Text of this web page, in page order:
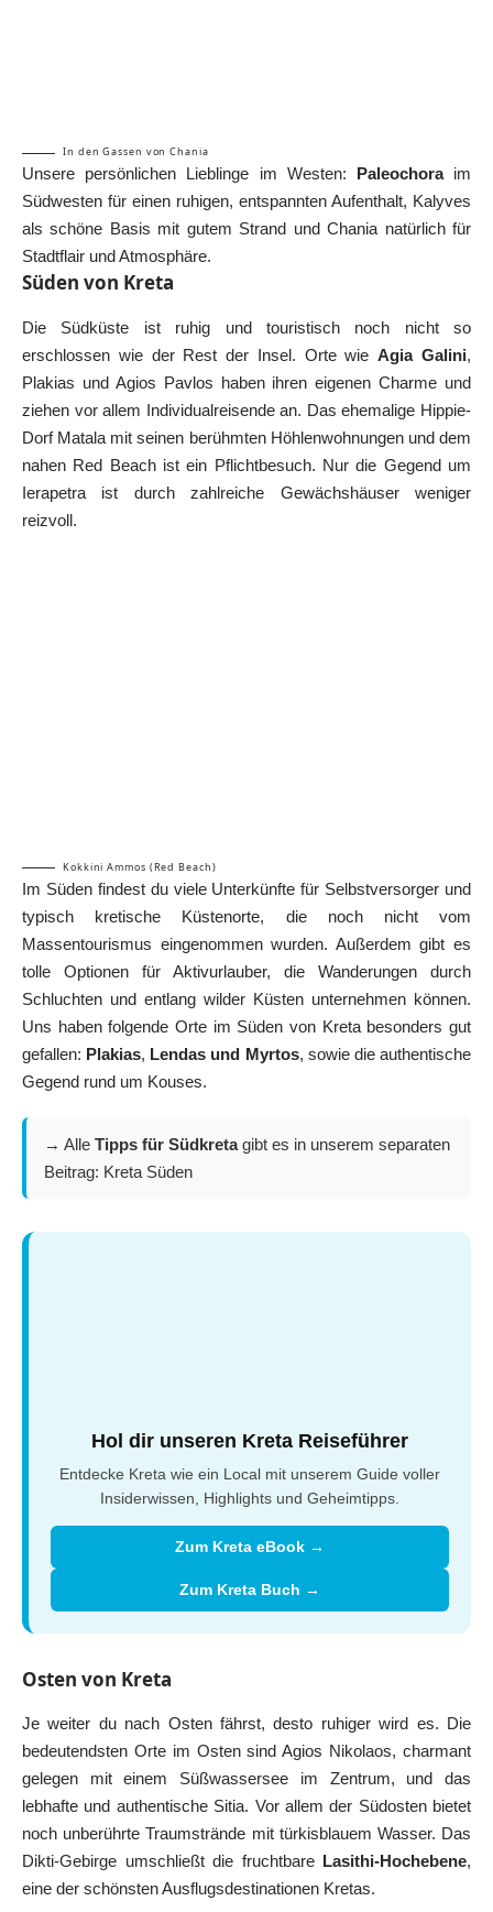
In den Gassen von Chania
Unsere persönlichen Lieblinge im Westen: Paleochoraim
Südwesten für einen ruhigen, entspannten Aufenthalt, Kalyves
als schöne Basis mit gutem Strand und Chania natürlich für
Stadtflair und Atmosphäre.
Süden von Kreta
Die Südküste ist ruhig und touristisch noch nicht so
erschlossen wie der Rest der Insel. Orte wieAgia Galini,
Plakias und Agios Pavlos haben ihren eigenen Charme und
ziehen vor allem Individualreisende an. Das ehemalige Hippie-
Dorf Matala mit seinen berühmten Höhlenwohnungen und dem
nahen Red Beach ist ein Pflichtbesuch. Nur die Gegend um
Ierapetra ist durch zahlreiche Gewächshäuser weniger
reizvoll.
Kokkini Ammos (Red Beach)
Im Süden findest du viele Unterkünfte für Selbstversorger und
typisch kretische Küstenorte, die noch nicht vom
Massentourismus eingenommen wurden. Außerdem gibt es
tolle Optionen für Aktivurlauber, die Wanderungen durch
Schluchten und entlang wilder Küsten unternehmen können.
Uns haben folgende Orte im Süden von Kreta besonders gut
gefallen: Plakias, Lendas und Myrtos, sowie die authentische
Gegend rund um Kouses.
→ Alle Tipps für Südkretagibt es in unserem separaten
Beitrag: Kreta Süden
Hol dir unseren Kreta Reiseführer
Entdecke Kreta wie ein Local mit unserem Guide voller
Insiderwissen, Highlights und Geheimtipps.
Zum Kreta eBook →
Zum Kreta Buch →
Osten von Kreta
Je weiter du nach Osten fährst, desto ruhiger wird es. Die
bedeutendsten Orte im Osten sindAgios Nikolaos, charmant
gelegen mit einem Süßwassersee im Zentrum, und das
lebhafte und authentische Sitia. Vor allem der Südosten bietet
noch unberührte Traumstrände mit türkisblauem Wasser. Das
Dikti-Gebirge umschließt die fruchtbare Lasithi-Hochebene,
eine der schönsten Ausflugsdestinationen Kretas.